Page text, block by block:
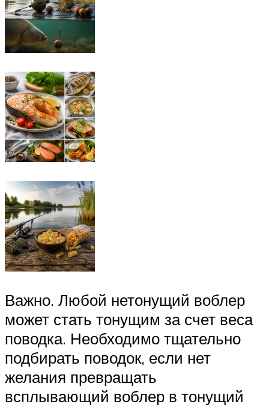
Важно. Любой нетонущий воблер
может стать тонущим за счет веса
поводка. Необходимо тщательно
подбирать поводок, если нет
желания превращать
всплывающий воблер в тонущий